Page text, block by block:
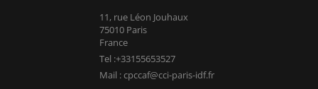
11, rue Léon Jouhaux
75010 Paris
France
Tel :+33155653527
Mail : cpccaf@cci-paris-idf.fr